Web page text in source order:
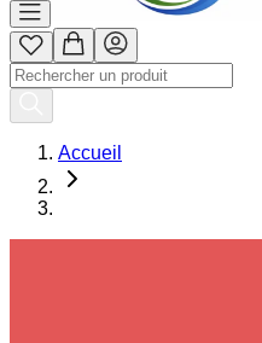
Accueil